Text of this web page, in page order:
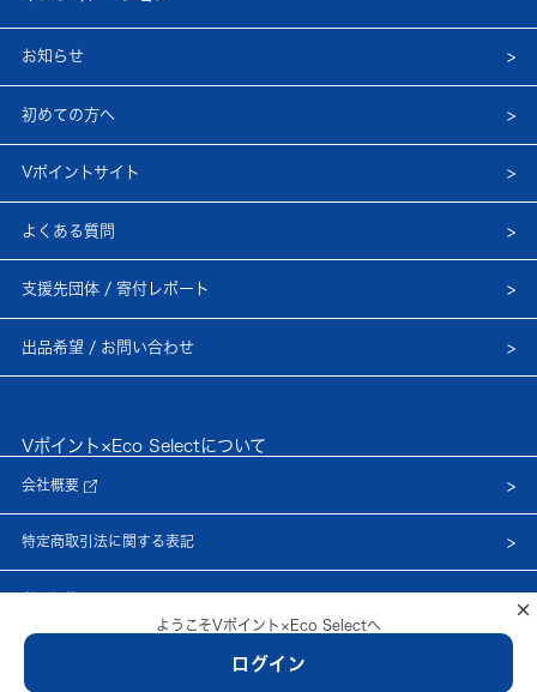
×
ようこそVポイント×Eco Selectへ
ログイン
お知らせ
初めての方へ
Vポイントサイト
よくある質問
支援先団体 / 寄付レポート
出品希望 / お問い合わせ
Vポイント×Eco Selectについて
会社概要
特定商取引法に関する表記